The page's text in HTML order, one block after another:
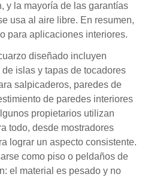
y la mayoría de las garantías
usa al aire libre. En resumen,
para aplicaciones interiores.
diseñado incluyen
islas y tapas de tocadores
salpicaderos, paredes de
de paredes interiores
propietarios utilizan
todo, desde mostradores
lograr un aspecto consistente.
como piso o peldaños de
el material es pesado y no